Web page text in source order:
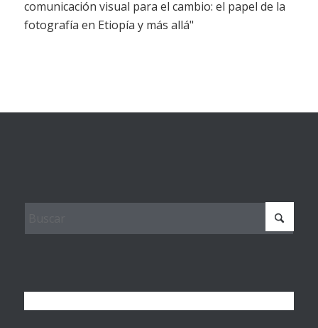
comunicación visual para el cambio: el papel de la
fotografía en Etiopía y más allá"